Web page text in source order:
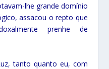
lhe grande domínio
assacou o repto que
prenhe de
tanto quanto eu, com